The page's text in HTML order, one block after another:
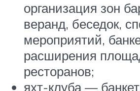
организация зон
веранд, беседок,
мероприятий,
расширения
ресторанов;
яхт-клуба —